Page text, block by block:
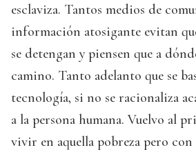
esclaviza. Tantos medios de
información atosigante evitan
se detengan y piensen que a
camino. Tanto adelanto que se
tecnología, si no se racionaliza
a la persona humana. Vuelvo al
vivir en aquella pobreza pero con